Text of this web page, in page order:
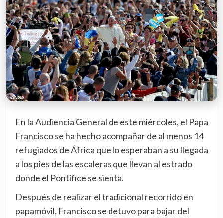
En la Audiencia General de este miércoles, el Papa
Francisco se ha hecho acompañar de al menos 14
refugiados de África que lo esperaban a su llegada
a los pies de las escaleras que llevan al estrado
donde el Pontífice se sienta.
Después de realizar el tradicional recorrido en
papamóvil, Francisco se detuvo para bajar del